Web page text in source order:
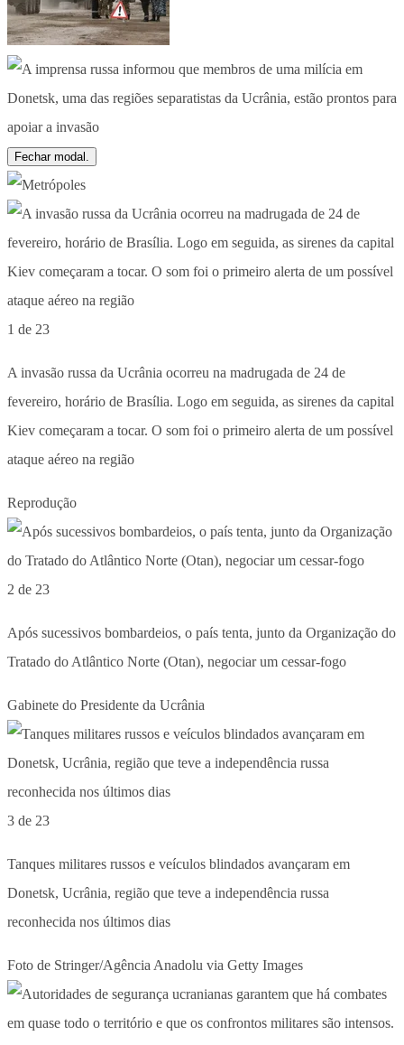
Fechar modal.
1 de 23
A invasão russa da Ucrânia ocorreu na madrugada de 24 de
fevereiro, horário de Brasília. Logo em seguida, as sirenes da capital
Kiev começaram a tocar. O som foi o primeiro alerta de um possível
ataque aéreo na região
Reprodução
2 de 23
Após sucessivos bombardeios, o país tenta, junto da Organização do
Tratado do Atlântico Norte (Otan), negociar um cessar-fogo
Gabinete do Presidente da Ucrânia
3 de 23
Tanques militares russos e veículos blindados avançaram em
Donetsk, Ucrânia, região que teve a independência russa
reconhecida nos últimos dias
Foto de Stringer/Agência Anadolu via Getty Images